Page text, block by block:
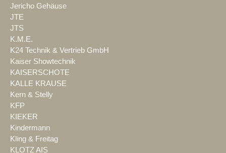
Jericho Gehäuse
JTE
JTS
K.M.E.
K24 Technik & Vertrieb GmbH
Kaiser Showtechnik
KAISERSCHOTE
KALLE KRAUSE
Kern & Stelly
KFP
KIEKER
Kindermann
Kling & Freitag
KLOTZ AIS